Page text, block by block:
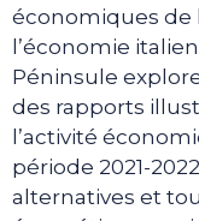
économiques de
l’économie
Péninsule
des rapports
l’activité
période 2021-
alternatives et